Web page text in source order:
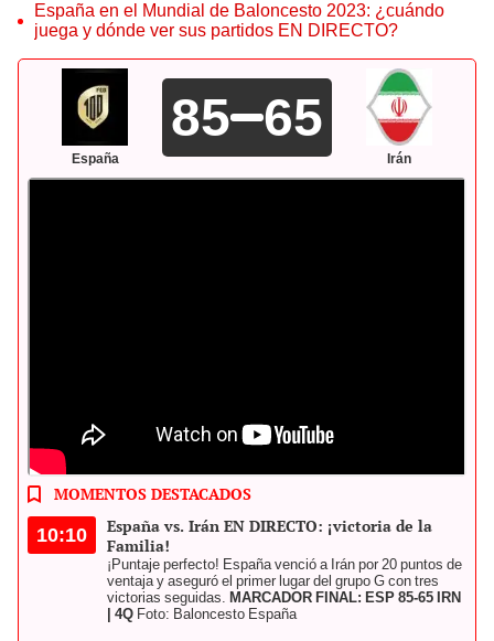
España en el Mundial de Baloncesto 2023: ¿cuándo
juega y dónde ver sus partidos EN DIRECTO?
España
85 65
Irán
Revive las incidencias del compromiso entre España vs. Irán EN
DIRECTO desde el Indonesia Arena. Foto: composición LR/FIBA
MOMENTOS DESTACADOS
10:10
España vs. Irán EN DIRECTO: ¡victoria de la
Familia!
¡Puntaje perfecto! España venció a Irán por 20 puntos de
ventaja y aseguró el primer lugar del grupo G con tres
victorias seguidas.
MARCADOR FINAL: ESP 85-65 IRN
| 4Q Foto: Baloncesto España